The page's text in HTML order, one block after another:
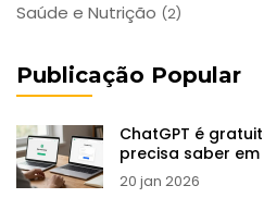
Saúde e Nutrição (2)
Publicação Popular
ChatGPT é
precisa saber em
20 jan 2026